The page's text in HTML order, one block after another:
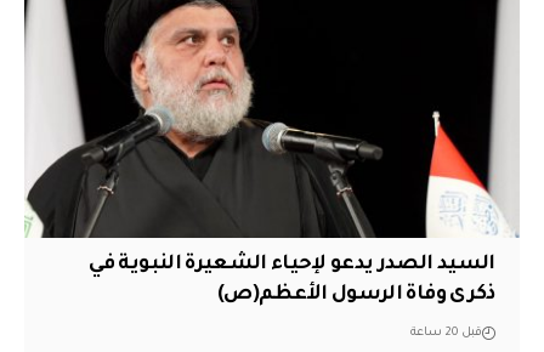
السيد الصدر يدعو لإحياء الشعيرة النبوية في
ذكرى وفاة الرسول الأعظم(ص)
قبل 20 ساعة